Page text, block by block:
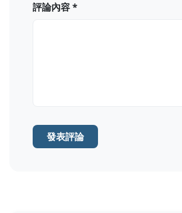
評論內容 *
發表評論